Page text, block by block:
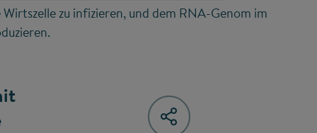
zu infizieren, und dem RNA-Genom im